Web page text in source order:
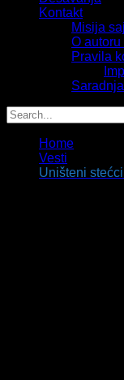
Kontakt
Misija
O autoru
Pravila
Saradnja
Home
Vesti
Uništeni